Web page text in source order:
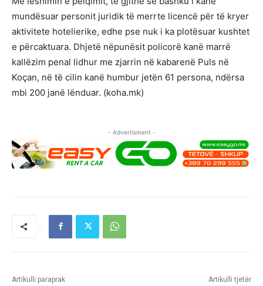
mundësuar personit juridik të merrte licencë për të kryer
aktivitete hotelierike, edhe pse nuk i ka plotësuar kushtet
e përcaktuara. Dhjetë nëpunësit policorë kanë marrë
kallëzim penal lidhur me zjarrin në kabarenë Puls në
Koçan, në të cilin kanë humbur jetën 61 persona, ndërsa
mbi 200 janë lënduar. (koha.mk)
- Advertisment -
Artikulli paraprak Artikulli tjetër